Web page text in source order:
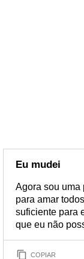
Eu mudei
Agora sou uma
para amar
suficiente para
que eu não
COPIAR